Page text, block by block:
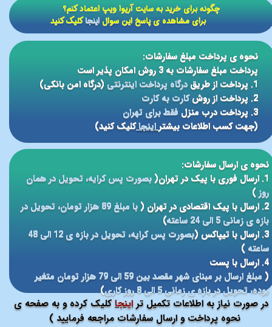
صورت نیاز به اطلاعات تکمیل تراینجا کلیک کرده و به صفحه ی
نحوه پرداخت و ارسال سفارشات مراجعه فرمایید )
نحوه ی پرداخت مبلغ سفارشات:
پرداخت مبلغ سفارشات به 3 روش امکان پذیر است
1. پرداخت از طریق
درگاه پرداخت اینترنتی(درگاه امن بانکی)
2. پرداخت از روش
کارت به کارت
3. پرداخت درب منزل
فقط برای تهران
(جهت کسب اطلاعات بیشتر اینجاکلیک کنید)
نحوه ی ارسال سفارشات:
1. ارسال فوری با پیک در تهران(
بصورت پس کرایه، تحویل در همان
روز)
2. ارسال با پیک اقتصادی در تهران (
با مبلغ 89 هزار تومان، تحویل در
بازه ی زمانی 5 الی 24 ساعته
)
3. ارسال با تیپاکس (
بصورت پس کرایه، تحویل در بازه ی 12 الی 48
ساعته )
4. ارسال با پست
(
مبلغ ارسال بر مبنای شهر مقصد بین 59 الی 79 هزار تومان متغیر
بوده، تحویل در بازه ی زمانی 5 الی 8 روز کاری
)
​​چگونه برای خرید به سایت آریوا ویپ اعتماد کنم؟
برای مشاهده ی پاسخ این سوالاینجاکلیک کنید